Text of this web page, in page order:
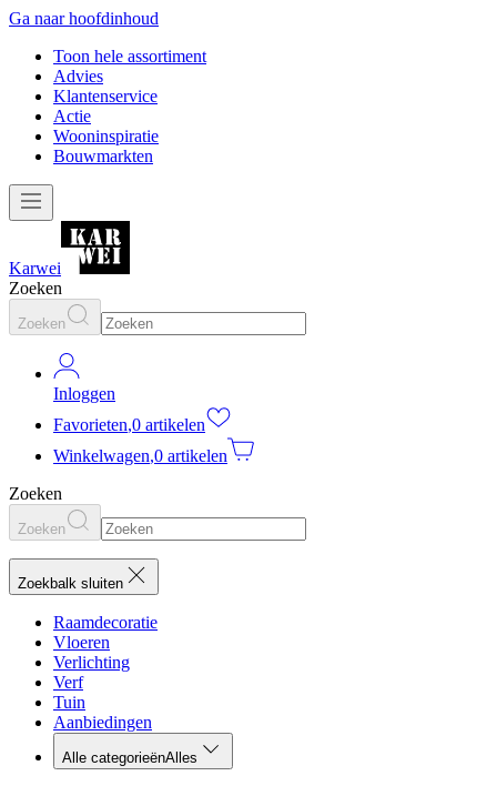
Ga naar hoofdinhoud
Toon hele assortiment
Advies
Klantenservice
Actie
Wooninspiratie
Bouwmarkten
Karwei
Zoeken
Zoeken
Inloggen
Favorieten,0 artikelen
Winkelwagen,0 artikelen
Zoeken
Zoeken
Zoekbalk sluiten
Raamdecoratie
Vloeren
Verlichting
Verf
Tuin
Aanbiedingen
Alle categorieënAlles